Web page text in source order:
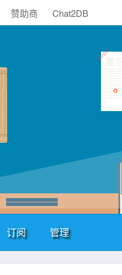
赞助商 Chat2DB
订阅 管理